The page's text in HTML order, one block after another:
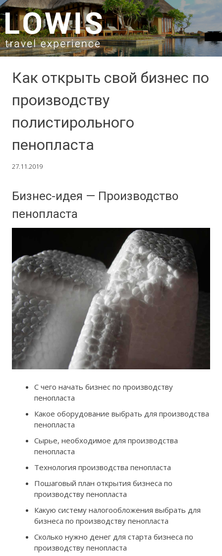
SKIP TO CONTENT
Как открыть свой бизнес по
производству
полистирольного
пенопласта
27.11.2019
Бизнес-идея — Производство
пенопласта
С чего начать бизнес по производству
пенопласта
Какое оборудование выбрать для производства
пенопласта
Сырье, необходимое для производства
пенопласта
Технология производства пенопласта
Пошаговый план открытия бизнеса по
производству пенопласта
Какую систему налогообложения выбрать для
бизнеса по производству пенопласта
Сколько нужно денег для старта бизнеса по
производству пенопласта